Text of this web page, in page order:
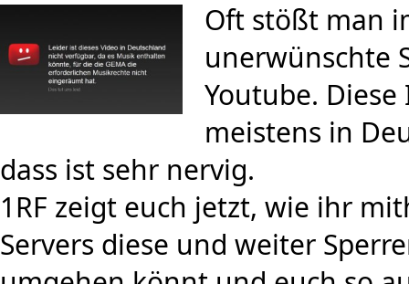
Oft stößt man
unerwünschte
Youtube.
meistens in
dass ist sehr nervig.
1RF zeigt euch jetzt, wie ihr
Servers diese und weiter